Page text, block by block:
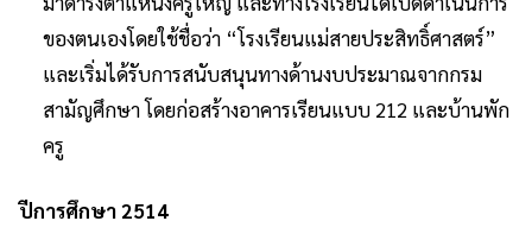
ของตนเองโดยใช้ชื่อว่า “โรงเรียนแม่สายประสิทธิ์ศาสตร์”
และเริ่มได้รับการสนับสนุนทางด้านงบประมาณจากกรม
สามัญศึกษา โดยก่อสร้างอาคารเรียนแบบ 212 และบ้านพัก
ครู
ปีการศึกษา 2514